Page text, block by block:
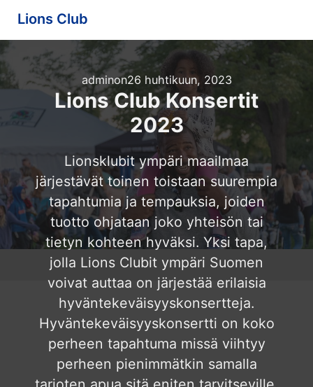
Lions Club
adminon26 huhtikuun, 2023
Lions Club Konsertit
2023
Lionsklubit ympäri maailmaa
järjestävät toinen toistaan suurempia
tapahtumia ja tempauksia, joiden
tuotto ohjataan joko yhteisön tai
tietyn kohteen hyväksi. Yksi tapa,
jolla Lions Clubit ympäri Suomen
voivat auttaa on järjestää erilaisia
hyväntekeväisyyskonsertteja.
Hyväntekeväisyyskonsertti on koko
perheen tapahtuma missä viihtyy
perheen pienimmätkin samalla